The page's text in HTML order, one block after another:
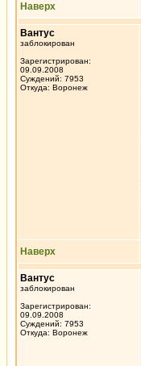
Наверх
Вантус
заблокирован
Зарегистрирован:
09.09.2008
Суждений: 7953
Откуда: Воронеж
Наверх
Вантус
заблокирован
Зарегистрирован:
09.09.2008
Суждений: 7953
Откуда: Воронеж